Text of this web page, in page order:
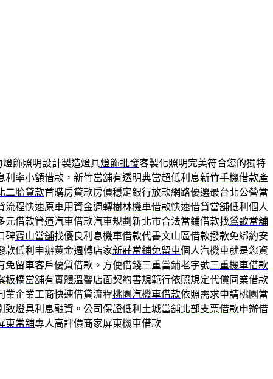
飾照明設計製造燈具燈飾批發客製化照明完美符合您的獨特
利率小額借款，新竹當舖有透明典當超低利息新竹手機借款產
二胎貸款首購房貸款房價穩定銀行放款網路優選最台北公營當
流程快速原車用資金週轉樹林機車借款快速借貸當舖低利個人
元借款管道汽車借款汽車規劃新北市合法當鋪借款找鶯歌當舖
碑寶山當舖找優良利息機車借款代書文山區借款撥款免綁約安
款低利申辦黃金週轉店家新莊當鋪免留車個人汽機車就是您資
免留車客戶優質借款。方便借錢三重當鋪老字號三重機車借款
板橋當舖有實體溫馨店面契約書規範行依照規定代償同業借款
業企業工商快速借貸流程桃園汽機車借款依照需求申請桃園當
致燈具利息融資。公司保證低利土城當舖北部支票借款申辦借
東當舖專人高評價商家屏東機車借款